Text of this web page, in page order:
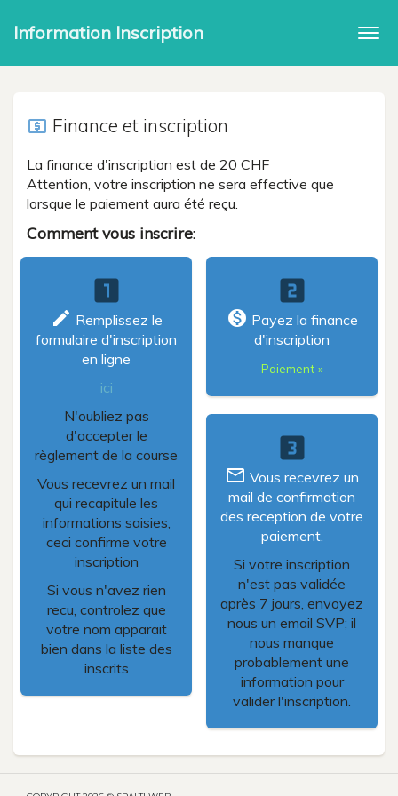
Information Inscription
local_atm Finance et inscription
La finance d'inscription est de 20 CHF
Attention, votre inscription ne sera effective que
lorsque le paiement aura été reçu.
Comment vous inscrire:
looks_one
create Remplissez le
formulaire d'inscription
en ligne
ici
N'oubliez pas
d'accepter le
règlement de la course
Vous recevrez un mail
qui recapitule les
informations saisies,
ceci confirme votre
inscription
Si vous n'avez rien
recu, controlez que
votre nom apparait
bien dans la liste des
inscrits
looks_two
monetization_on Payez la finance
d'inscription
Paiement »
looks_3
mail_outline Vous recevrez un
mail de confirmation
des reception de votre
paiement.
Si votre inscription
n'est pas validée
après 7 jours, envoyez
nous un email SVP; il
nous manque
probablement une
information pour
valider l'inscription.